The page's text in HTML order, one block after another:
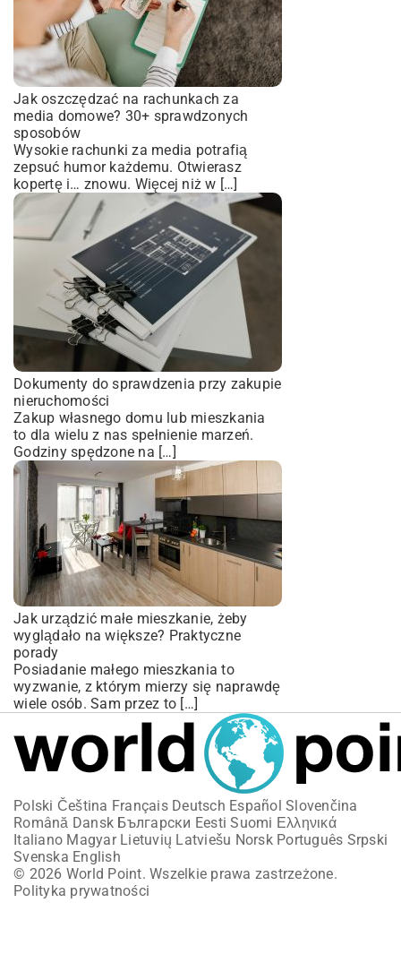
Jak oszczędzać na rachunkach za
media domowe? 30+ sprawdzonych
sposobów
Wysokie rachunki za media potrafią
zepsuć humor każdemu. Otwierasz
kopertę i… znowu. Więcej niż w […]
Dokumenty do sprawdzenia przy zakupie
nieruchomości
Zakup własnego domu lub mieszkania
to dla wielu z nas spełnienie marzeń.
Godziny spędzone na […]
Jak urządzić małe mieszkanie, żeby
wyglądało na większe? Praktyczne
porady
Posiadanie małego mieszkania to
wyzwanie, z którym mierzy się naprawdę
wiele osób. Sam przez to […]
Polski Čeština Français Deutsch Español Slovenčina
Română Dansk Български Eesti Suomi Ελληνικά
Italiano Magyar Lietuvių Latviešu Norsk Português Srpski
Svenska English
© 2026 World Point. Wszelkie prawa zastrzeżone.
Polityka prywatności